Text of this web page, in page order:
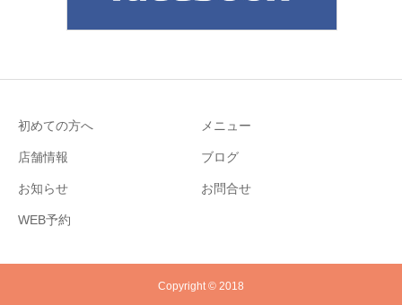
初めての方へ メニュー
店舗情報 ブログ
お知らせ お問合せ
WEB予約
Copyright © 2018